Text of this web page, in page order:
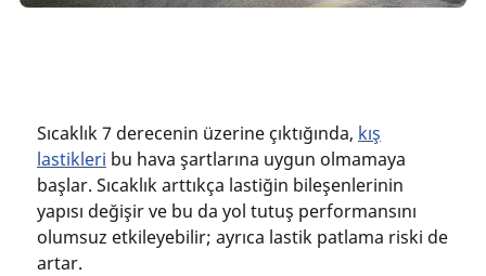
Sıcaklık 7 derecenin üzerine çıktığında, kış
lastikleri bu hava şartlarına uygun olmamaya
başlar. Sıcaklık arttıkça lastiğin bileşenlerinin
yapısı değişir ve bu da yol tutuş performansını
olumsuz etkileyebilir; ayrıca lastik patlama riski de
artar.